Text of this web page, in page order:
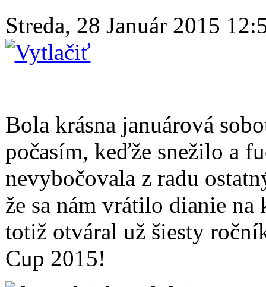
Streda, 28 Január 2015
Bola krásna januárová
počasím, keďže snežilo a
nevybočovala z radu
že sa nám vrátilo dianie
totiž otváral už šiesty
Cup 2015!